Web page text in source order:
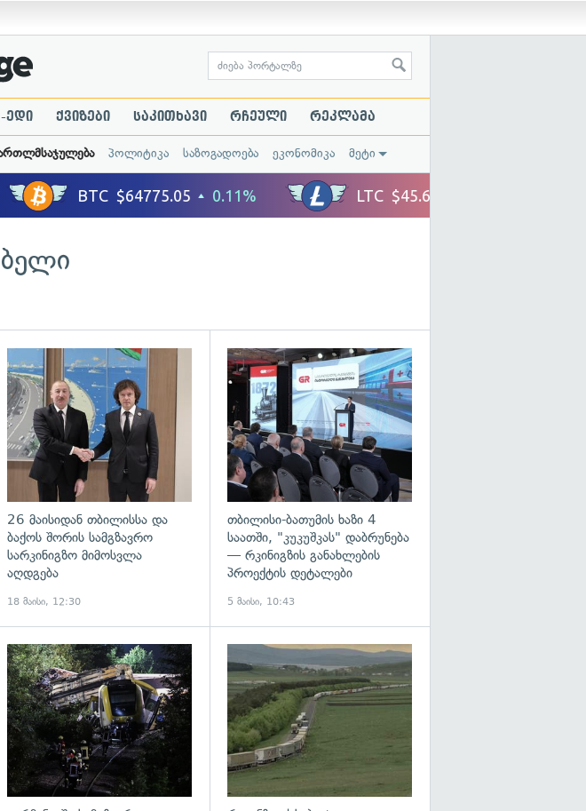
ედი ქვიზები საკითხავი რჩეული რეკლამა
პოლიტიკა საზოგადოება ეკონომიკა მეტი
გადახედვა გადახედვა
26 მაისიდან თბილისსა და
ბაქოს შორის სამგზავრო
სარკინიგზო მიმოსვლა
აღდგება
18 მაისი, 12:30
თბილისი-ბათუმის ხაზი 4
საათში, "კუკუშკას" დაბრუნება
— რკინიგზის განახლების
პროექტის დეტალები
5 მაისი, 10:43
გადახედვა გადახედვა